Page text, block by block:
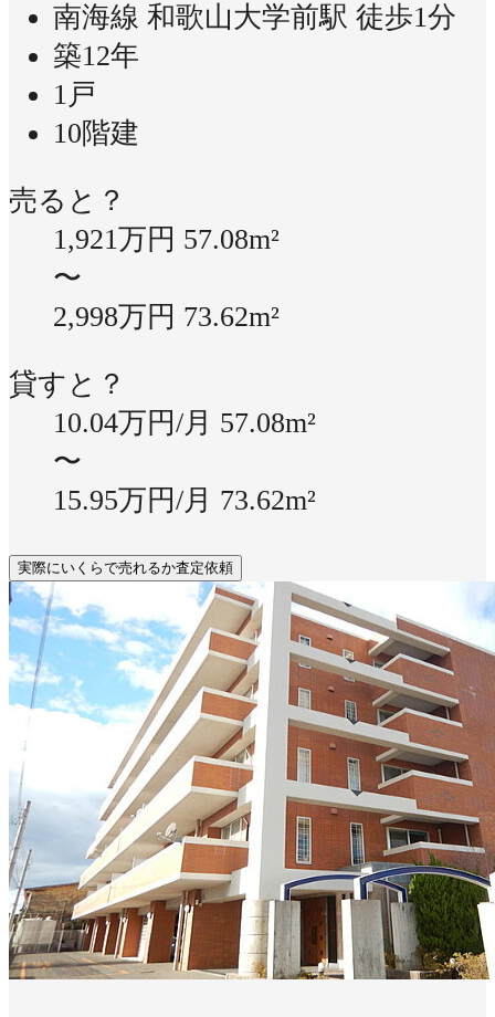
南海線 和歌山大学前駅 徒歩1分
築12年
1戸
10階建
売ると？
1,921万円 57.08m²
〜
2,998万円 73.62m²
貸すと？
10.04万円/月 57.08m²
〜
15.95万円/月 73.62m²
実際にいくらで売れるか査定依頼